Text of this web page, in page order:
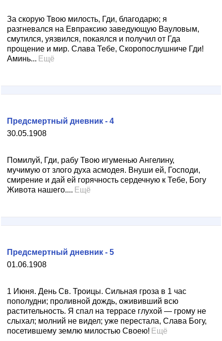
За скорую Твою милость, Гди, благодарю; я
разгневался на Евпраксию заведующую Вауловым,
смутился, уязвился, покаялся и получил от Гда
прощение и мир. Слава Тебе, Скоропослушниче Гди!
Аминь... Ещё
30.05.1908
Предсмертный дневник - 4
Помилуй, Гди, рабу Твою игуменью Ангелину,
мучимую от злого духа асмодея. Внуши ей, Господи,
смирение и дай ей горячность сердечную к Тебе, Богу
Живота нашего.... Ещё
01.06.1908
Предсмертный дневник - 5
1 Июня. День Св. Троицы. Сильная гроза в 1 час
пополудни; проливной дождь, ожививший всю
растительность. Я спал на террасе глухой — грому не
слыхал; молний не видел; уже перестала, Слава Богу,
посетившему землю милостью Своею! Ещё